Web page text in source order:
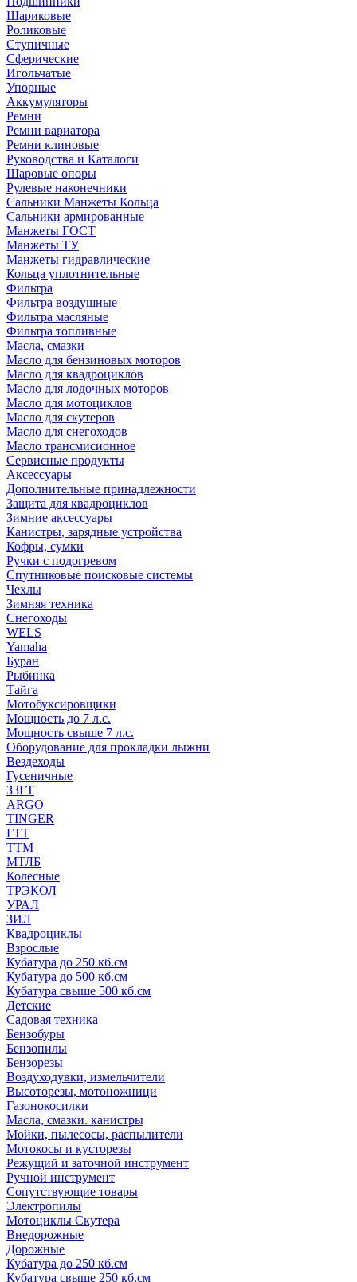
Шариковые
Роликовые
Ступичные
Сферические
Игольчатые
Упорные
Аккумуляторы
Ремни
Ремни вариатора
Ремни клиновые
Руководства и Каталоги
Шаровые опоры
Рулевые наконечники
Сальники Манжеты Кольца
Сальники армированные
Манжеты ГОСТ
Манжеты ТУ
Манжеты гидравлические
Кольца уплотнительные
Фильтра
Фильтра воздушные
Фильтра масляные
Фильтра топливные
Масла, смазки
Масло для бензиновых моторов
Масло для квадроциклов
Масло для лодочных моторов
Масло для мотоциклов
Масло для скутеров
Масло для снегоходов
Масло трансмисионное
Сервисные продукты
Аксессуары
Дополнительные принадлежности
Защита для квадроциклов
Зимние аксессуары
Канистры, зарядные устройства
Кофры, сумки
Ручки с подогревом
Спутниковые поисковые системы
Чехлы
Зимняя техника
Снегоходы
WELS
Yamaha
Буран
Рыбинка
Тайга
Мотобуксировщики
Мощность до 7 л.с.
Мощность свыше 7 л.с.
Оборудование для прокладки лыжни
Вездеходы
Гусеничные
ЗЗГТ
ARGO
TINGER
ГТТ
ТТМ
МТЛБ
Колесные
ТРЭКОЛ
УРАЛ
ЗИЛ
Квадроциклы
Взрослые
Кубатура до 250 кб.см
Кубатура до 500 кб.см
Кубатура свыше 500 кб.см
Детские
Садовая техника
Бензобуры
Бензопилы
Бензорезы
Воздуходувки, измельчители
Высоторезы, мотоножници
Газонокосилки
Масла, смазки. канистры
Мойки, пылесосы, распылители
Мотокосы и кусторезы
Режущий и заточной инструмент
Ручной инструмент
Сопутствующие товары
Электропилы
Мотоциклы Скутера
Внедорожные
Дорожные
Кубатура до 250 кб.см
Кубатура свыше 250 кб.см